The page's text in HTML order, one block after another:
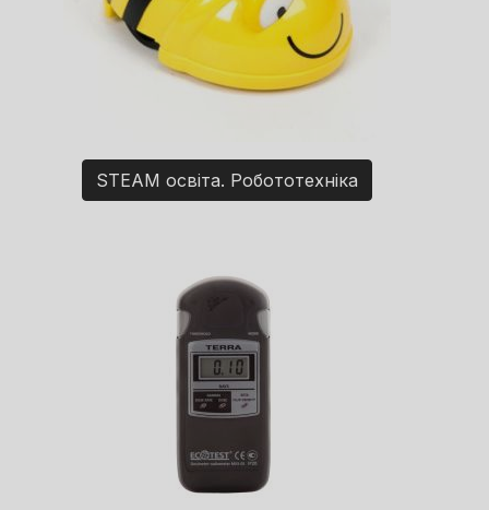
STEAM освіта. Робототехніка